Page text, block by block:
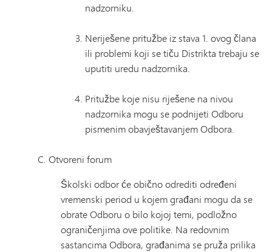
nadzorniku.
Neriješene pritužbe iz stava 1. ovog člana
ili problemi koji se tiču ​​Distrikta trebaju se
uputiti uredu nadzornika.
Pritužbe koje nisu riješene na nivou
nadzornika mogu se podnijeti Odboru
pismenim obavještavanjem Odbora.
Otvoreni forum
Školski odbor će obično odrediti određeni
vremenski period u kojem građani mogu da se
obrate Odboru o bilo kojoj temi, podložno
ograničenjima ove politike. Na redovnim
sastancima Odbora, građanima se pruža prilika